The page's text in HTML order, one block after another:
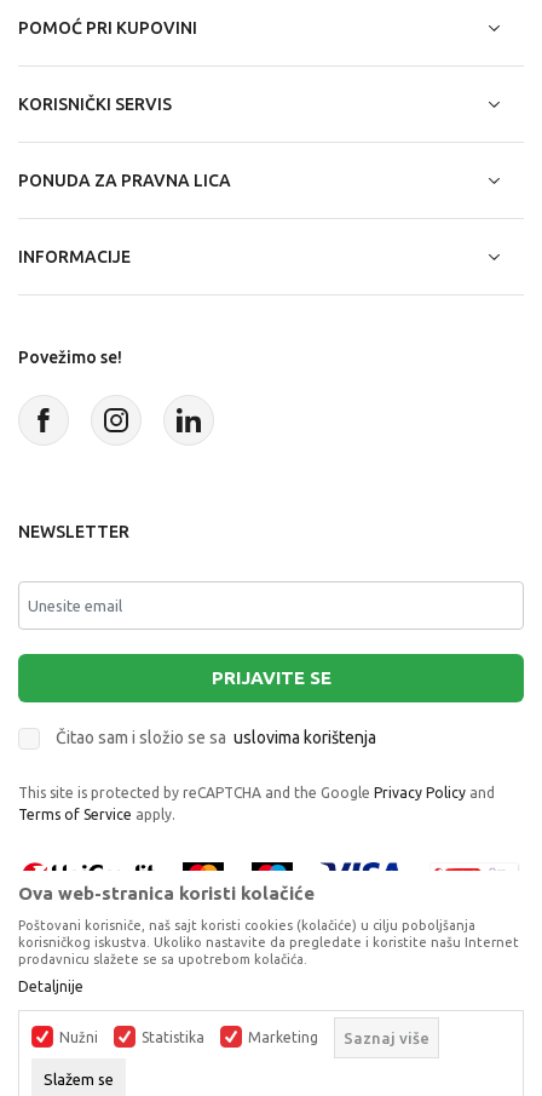
POMOĆ PRI KUPOVINI
KORISNIČKI SERVIS
PONUDA ZA PRAVNA LICA
INFORMACIJE
Povežimo se!
NEWSLETTER
PRIJAVITE SE
Čitao sam i složio se sa uslovima korištenja
This site is protected by reCAPTCHA and the Google Privacy Policy and
Terms of Service apply.
Proizvode na sajtu nastojimo da opišemo što je preciznije moguće, ali ne
možemo garantovati da su svi podaci i fotografije, navedeni u okrviru
proizvoda, u potpunosti kompletni i bez grešaka. Svi artikli prikazani na
sajtu su dio naše ponude, ali ne podrazumijeva da su dostupni u svakom
Ova web-stranica koristi kolačiće
Poštovani korisniče, naš sajt koristi cookies (kolačiće) u cilju poboljšanja
korisničkog iskustva. Ukoliko nastavite da pregledate i koristite našu Internet
prodavnicu slažete se sa upotrebom kolačića.
Detaljnije
Nužni Statistika Marketing Saznaj više
Slažem se